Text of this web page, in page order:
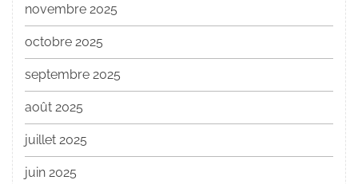
novembre 2025
octobre 2025
septembre 2025
août 2025
juillet 2025
juin 2025